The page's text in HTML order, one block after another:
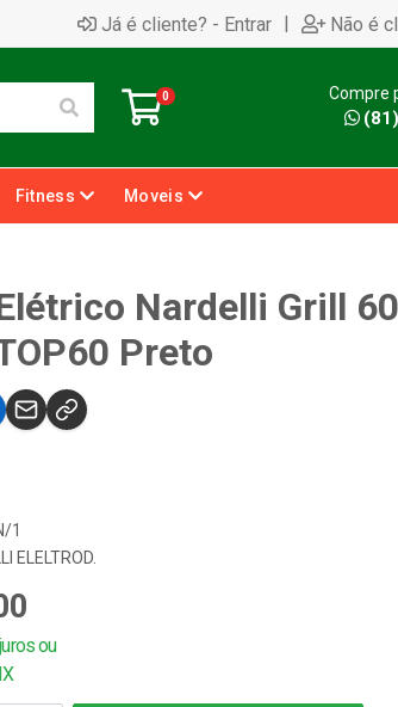
Já é cliente? - Entrar | Não é
0 Compre
Fitness Moveis
Nardelli Grill 60
Preto
1
ELELTROD.
ou